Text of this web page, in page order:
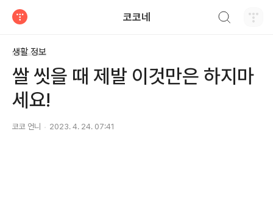
코코네
생활 정보
쌀 씻을 때 제발 이것만은 하지마
세요!
코코 언니 2023. 4. 24. 07:41